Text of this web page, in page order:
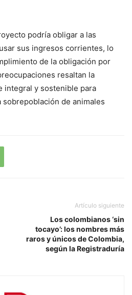
podría obligar a las
sus ingresos corrientes, lo
de la obligación por
resaltan la
integral y sostenible para
de animales
Artículo siguiente
Los colombianos ‘sin
tocayo’: los nombres más
raros y únicos de Colombia,
según la Registraduría